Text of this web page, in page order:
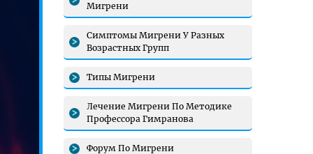
Мигрени
Симптомы Мигрени У Разных
Возрастных Групп
Типы Мигрени
Лечение Мигрени По Методике
Профессора Гимранова
Форум По Мигрени